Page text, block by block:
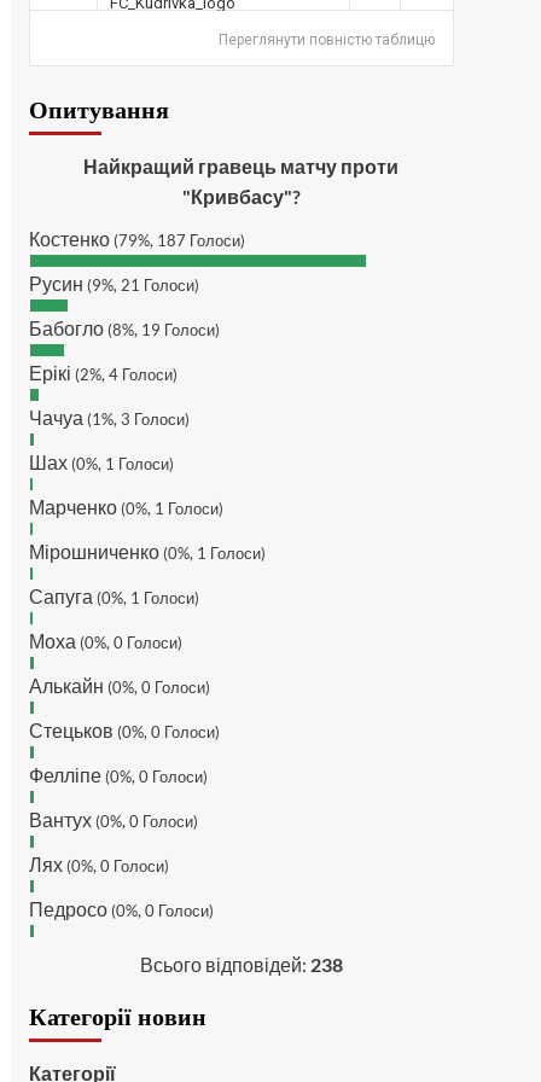
Hatsyk, Куди можна
покращень по сайту? І чи
можна на сайт скинути
криптою ltc?
SVAT, телеграм,
пошта, вайбер, будь де) що
підходить? зараз скину.
SVAT :Hatsyk, Якщо зручно,
то завтра напишу в
інстаграм
Hatsyk :
SVAT :
Hatsyk в інсті
обмеження кинув в ТГ
Makiavelli :Бачу чат знову
слів нема....все йде до
Hatsyk:Makiavelli, вітаємо
на сайті. Вірю що чат і сайт
загалом буде ще
активніший з часом)
Мельниченко я думаю це
трансляцію товарняка з
https://www.youtube.com/live/Qb1ebGeOfZ8?
А ще на сайті
SVAT :Hatsyk А як зробити
Переглянути повністю таблицю
Опитування
Найкращий гравець матчу проти
"Кривбасу"?
Костенко (79%, 187 Голоси)
Русин (9%, 21 Голоси)
Бабогло (8%, 19 Голоси)
Ерікі (2%, 4 Голоси)
Чачуа (1%, 3 Голоси)
Шах (0%, 1 Голоси)
Марченко (0%, 1 Голоси)
Мірошниченко (0%, 1 Голоси)
Сапуга (0%, 1 Голоси)
Моха (0%, 0 Голоси)
Алькайн (0%, 0 Голоси)
Стецьков (0%, 0 Голоси)
Фелліпе (0%, 0 Голоси)
Вантух (0%, 0 Голоси)
Лях (0%, 0 Голоси)
Педросо (0%, 0 Голоси)
Всього відповідей: 238
Категорії новин
Категорії